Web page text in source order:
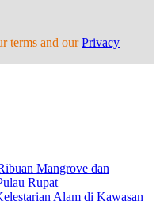
terms and ourPrivacy
Mangrove dan
Rupat
Alam di Kawasan